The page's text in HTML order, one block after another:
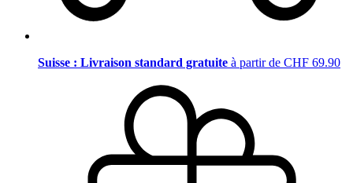
Suisse : Livraison standard gratuite à partir de CHF 69.90